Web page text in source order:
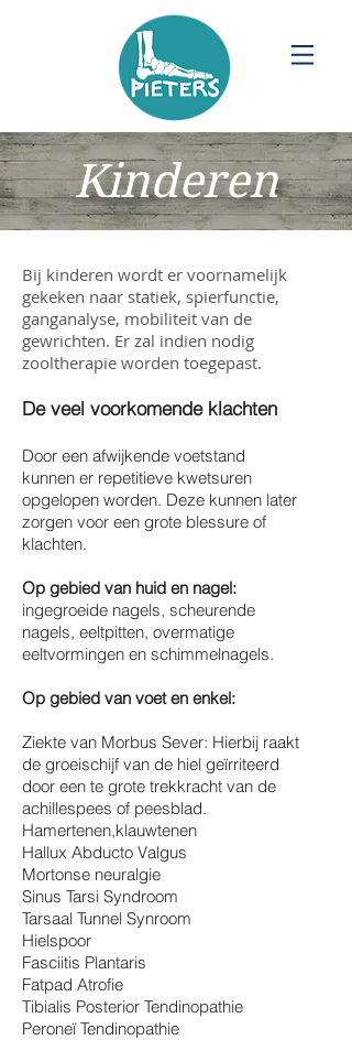
Kinderen
Bij kinderen wordt er voornamelijk
gekeken naar statiek, spierfunctie,
ganganalyse, mobiliteit van de
gewrichten. Er zal indien nodig
zooltherapie worden toegepast.
De veel voorkomende klachten
Door een afwijkende voetstand
kunnen er repetitieve kwetsuren
opgelopen worden. Deze kunnen later
zorgen voor een grote blessure of
klachten.
Op gebied van huid en nagel:
ingegroeide nagels, scheurende
nagels, eeltpitten, overmatige
eeltvormingen en schimmelnagels.
Op gebied van voet en enkel:
Ziekte van Morbus Sever: Hierbij raakt
de groeischijf van de hiel geïrriteerd
door een te grote trekkracht van de
achillespees of peesblad.
Hamertenen,klauwtenen
Hallux Abducto Valgus
Mortonse neuralgie
Sinus Tarsi Syndroom
Tarsaal Tunnel Synroom
Hielspoor
Fasciitis Plantaris
Fatpad Atrofie
Tibialis Posterior Tendinopathie
Peroneï Tendinopathie